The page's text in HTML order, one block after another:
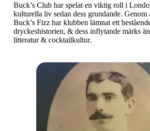
Buck’s Club har spelat en viktig roll i
kulturella liv sedan dess grundande. Genom
Buck’s Fizz har klubben lämnat ett
dryckeshistorien, & dess inflytande märks
litteratur & cocktailkultur.